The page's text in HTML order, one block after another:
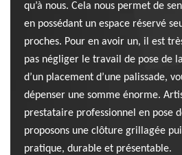
qu’à nous. Cela nous permet de
en possédant un espace réservé
proches. Pour en avoir un, il est
pas négliger le travail de pose de
d’un placement d’une palissade,
dépenser une somme énorme.
prestataire professionnel en pose
proposons une clôture grillagée
pratique, durable et présentable.